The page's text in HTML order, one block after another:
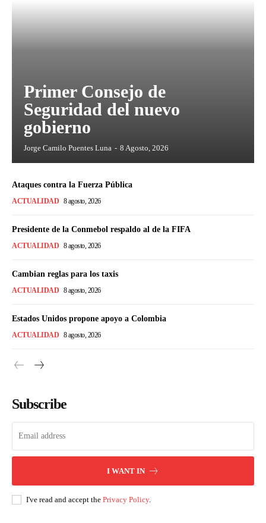
Primer Consejo de
Seguridad del nuevo
gobierno
Jorge Camilo Puentes Luna - 8 Agosto, 2026
Ataques contra la Fuerza Pública
ACTUALIDAD 8 agosto, 2026
Presidente de la Conmebol respaldo al de la FIFA
ACTUALIDAD 8 agosto, 2026
Cambian reglas para los taxis
ACTUALIDAD 8 agosto, 2026
Estados Unidos propone apoyo a Colombia
ACTUALIDAD 8 agosto, 2026
Subscribe
I WANT IN
I've read and accept the Privacy Policy.